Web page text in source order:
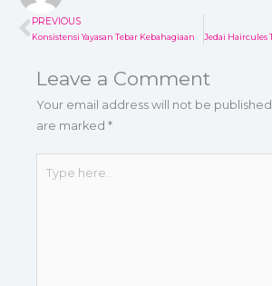
Prev
PREVIOUS
Konsistensi Yayasan Tebar Kebahagiaan
Leave a Comment
Your email address will not be published.
are marked *
here..